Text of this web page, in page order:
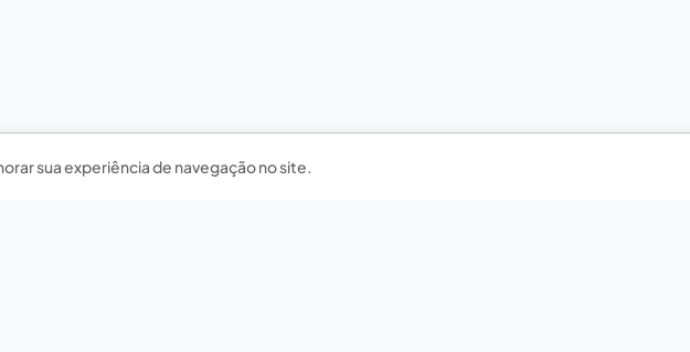
sua experiência de navegação no site.